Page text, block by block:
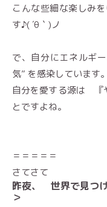
こんな些細な楽しみ
す♪( ´θ｀)ノ
で、自分にエネルギ
気” を感染しています。
自分を愛する源は 『
とですよね。
＝＝＝＝＝
さてさて
昨夜、 世界で見つ
＞